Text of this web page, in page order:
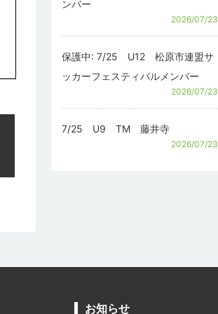
ンバー
2026/07/23
保護中: 7/25 U12 松原市連盟サ
ッカーフェスティバルメンバー
2026/07/23
7/25 U9 TM 藤井寺
2026/07/23
お知らせ